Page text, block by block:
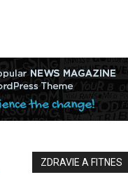
ZDRAVIE A FITNES